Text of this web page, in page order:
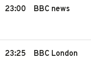
23:00 BBC news
23:25 BBC London